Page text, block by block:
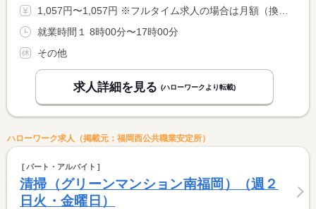
1,057円〜1,057円 ※フルタイム求人の場合は月額（換算額）、パート求人の場合は時間額を表示しています。
就業時間１ 8時00分〜17時00分
その他
求人詳細を見る (ハローワークより転載)
ハローワーク求人（掲載元：福岡西公共職業安定所）
パート・アルバイト
清掃（グリーンマンション南福岡）（週２
日火・金曜日）